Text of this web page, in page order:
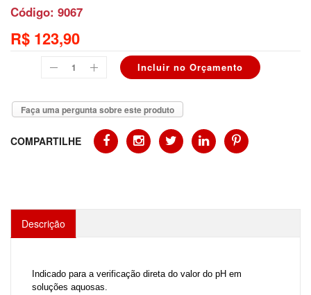
Código: 9067
R$ 123,90
Faça uma pergunta sobre este produto
COMPARTILHE
Descrição
Indicado para a verificação direta do valor do pH em
soluções aquosas.